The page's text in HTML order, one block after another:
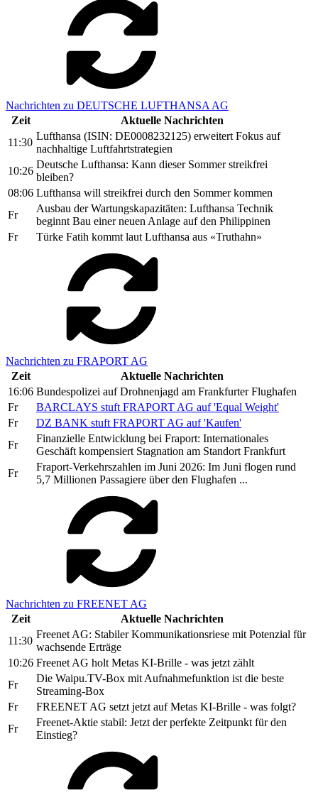
Nachrichten zu DEUTSCHE LUFTHANSA AG
Zeit
Aktuelle Nachrichten
11:30
Lufthansa (ISIN: DE0008232125) erweitert Fokus auf
nachhaltige Luftfahrtstrategien
10:26
Deutsche Lufthansa: Kann dieser Sommer streikfrei
bleiben?
08:06 Lufthansa will streikfrei durch den Sommer kommen
Fr
Ausbau der Wartungskapazitäten: Lufthansa Technik
beginnt Bau einer neuen Anlage auf den Philippinen
Fr
Türke Fatih kommt laut Lufthansa aus «Truthahn»
Nachrichten zu FRAPORT AG
Zeit
Aktuelle Nachrichten
16:06 Bundespolizei auf Drohnenjagd am Frankfurter Flughafen
Fr
BARCLAYS stuft FRAPORT AG auf 'Equal Weight'
Fr
DZ BANK stuft FRAPORT AG auf 'Kaufen'
Fr
Finanzielle Entwicklung bei Fraport: Internationales
Geschäft kompensiert Stagnation am Standort Frankfurt
Fr
Fraport-Verkehrszahlen im Juni 2026: Im Juni flogen rund
5,7 Millionen Passagiere über den Flughafen ...
Nachrichten zu FREENET AG
Zeit
Aktuelle Nachrichten
11:30
Freenet AG: Stabiler Kommunikationsriese mit Potenzial für
wachsende Erträge
10:26 Freenet AG holt Metas KI-Brille - was jetzt zählt
Fr
Die Waipu.TV-Box mit Aufnahmefunktion ist die beste
Streaming-Box
Fr
FREENET AG setzt jetzt auf Metas KI-Brille - was folgt?
Fr
Freenet-Aktie stabil: Jetzt der perfekte Zeitpunkt für den
Einstieg?